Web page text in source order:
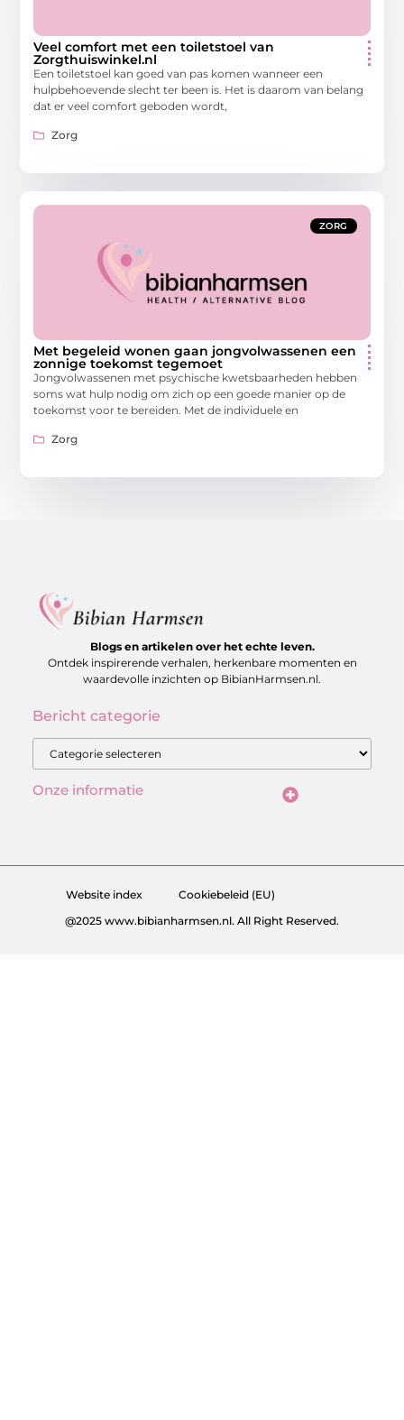
Veel comfort met een toiletstoel van
Zorgthuiswinkel.nl
Een toiletstoel kan goed van pas komen wanneer een
hulpbehoevende slecht ter been is. Het is daarom van belang
dat er veel comfort geboden wordt,
Zorg
ZORG
Met begeleid wonen gaan jongvolwassenen een
zonnige toekomst tegemoet
Jongvolwassenen met psychische kwetsbaarheden hebben
soms wat hulp nodig om zich op een goede manier op de
toekomst voor te bereiden. Met de individuele en
Zorg
Blogs en artikelen over het echte leven.
Ontdek inspirerende verhalen, herkenbare momenten en
waardevolle inzichten op BibianHarmsen.nl.
Bericht categorie
Onze informatie
Website index
Cookiebeleid (EU)
@2025 www.bibianharmsen.nl. All Right Reserved.